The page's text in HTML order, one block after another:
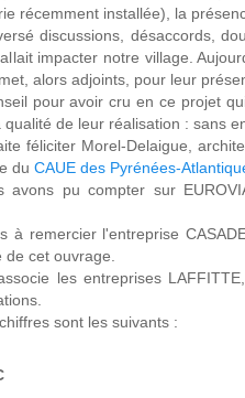
récemment installée), la
discussions, désaccords,
impacter notre village.
alors adjoints, pour leur
pour avoir cru en ce projet
de leur réalisation : sans
féliciter Morel-Delaigue,
du CAUE des Pyrénées-
avons pu compter sur
à remercier l'entreprise
cet ouvrage.
les entreprises
sont les suivants :